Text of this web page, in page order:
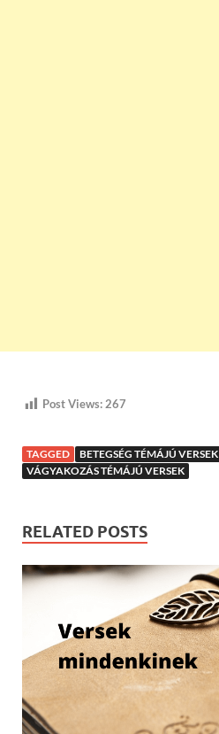
Post Views: 267
TAGGED
BETEGSÉG TÉMÁJÚ VERSEK
VÁGYAKOZÁS TÉMÁJÚ VERSEK
RELATED POSTS